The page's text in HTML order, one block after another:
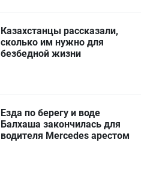
Казахстанцы рассказали,
сколько им нужно для
безбедной жизни
Езда по берегу и воде
Балхаша закончилась для
водителя Mercedes арестом